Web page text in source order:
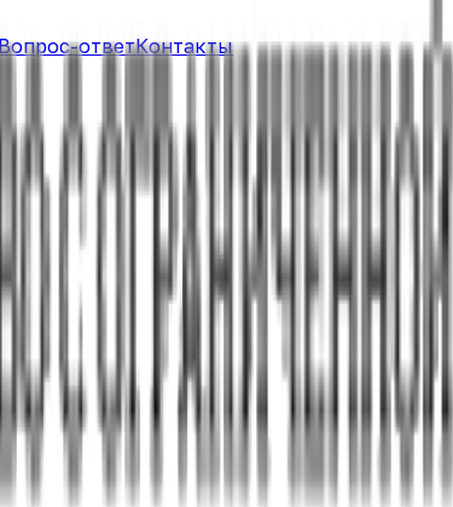
ответКонтакты